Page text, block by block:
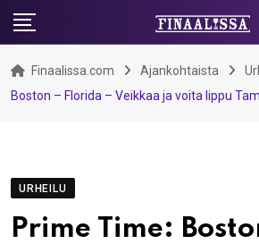
Skip
content
Finaalissa.com Ajankohtaista
Boston – Florida – Veikkaa ja voita lippu
URHEILU
Prime Time: